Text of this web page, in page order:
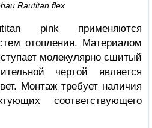
Rautitan flex
pink применяются
отопления. Материалом
молекулярно сшитый
чертой является
Монтаж требует наличия
соответствующего